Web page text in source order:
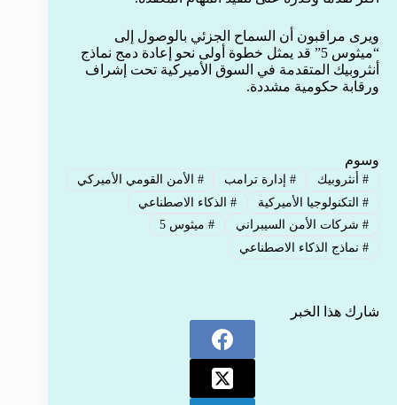
ويرى مراقبون أن السماح الجزئي بالوصول إلى
“ميثوس 5” قد يمثل خطوة أولى نحو إعادة دمج نماذج
أنثروبيك المتقدمة في السوق الأميركية تحت إشراف
ورقابة حكومية مشددة.
وسوم
#أنثروبيك #إدارة ترامب # الأمن القومي الأميركي
#التكنولوجيا الأميركية #الذكاء الاصطناعي
#شركات الأمن السيبراني #ميثوس 5
#نماذج الذكاء الاصطناعي
شارك هذا الخبر